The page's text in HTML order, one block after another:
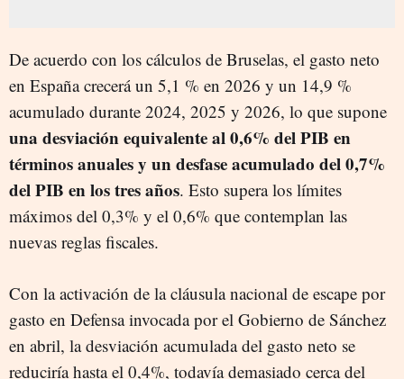
De acuerdo con los cálculos de Bruselas, el gasto neto
en España crecerá un 5,1 % en 2026 y un 14,9 %
acumulado durante 2024, 2025 y 2026, lo que supone
una desviación equivalente al 0,6% del PIB en
términos anuales y un desfase acumulado del 0,7%
del PIB en los tres años. Esto supera los límites
máximos del 0,3% y el 0,6% que contemplan las
nuevas reglas fiscales.
Con la activación de la cláusula nacional de escape por
gasto en Defensa invocada por el Gobierno de Sánchez
en abril, la desviación acumulada del gasto neto se
reduciría hasta el 0,4%, todavía demasiado cerca del